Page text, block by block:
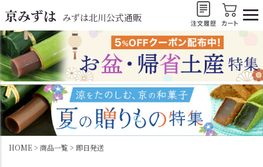
京みずは みずは北川公式通販
HOME 商品一覧 即日発送